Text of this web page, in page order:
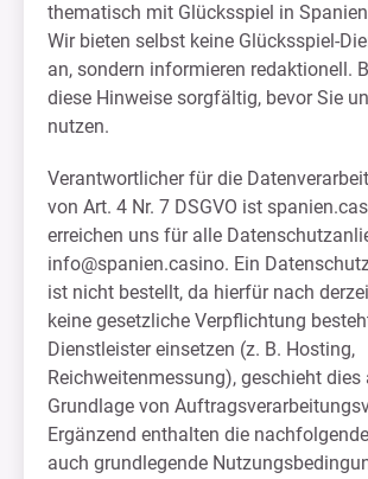
thematisch mit Glücksspiel in
Wir bieten selbst keine Glücksspiel-
an, sondern informieren redaktionell.
diese Hinweise sorgfältig, bevor Sie
nutzen.
Verantwortlicher für die
von Art. 4 Nr. 7 DSGVO ist
erreichen uns für alle
info@spanien.casino. Ein
ist nicht bestellt, da hierfür nach
keine gesetzliche Verpflichtung
Dienstleister einsetzen (z. B. Hosting,
Reichweitenmessung), geschieht dies
Grundlage von
Ergänzend enthalten die
auch grundlegende